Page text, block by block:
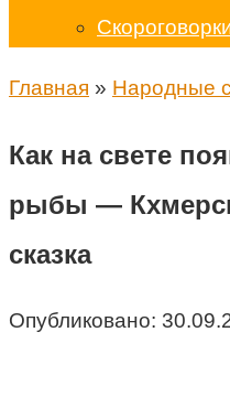
Главная » Народные
Как на свете
рыбы —
сказка
Опубликовано: